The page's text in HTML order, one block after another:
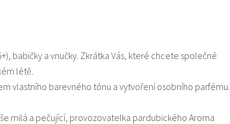
babičky a vnučky. Zkrátka Vás, které chcete společné
létě.
vlastního barevného tónu a vytvoření osobního parfému.
milá a pečující, provozovatelka pardubického Aroma